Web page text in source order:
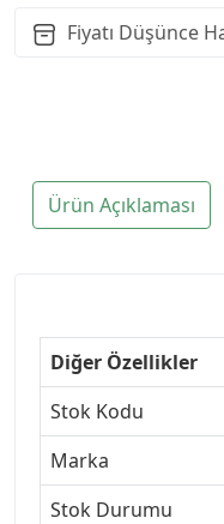
Fiyatı Düşünce
Ürün Açıklaması
Diğer Özellikler
Stok Kodu
Marka
Stok Durumu